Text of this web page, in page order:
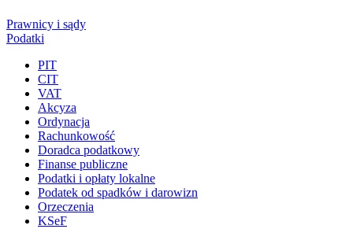
Prawnicy i sądy
Podatki
PIT
CIT
VAT
Akcyza
Ordynacja
Rachunkowość
Doradca podatkowy
Finanse publiczne
Podatki i opłaty lokalne
Podatek od spadków i darowizn
Orzeczenia
KSeF